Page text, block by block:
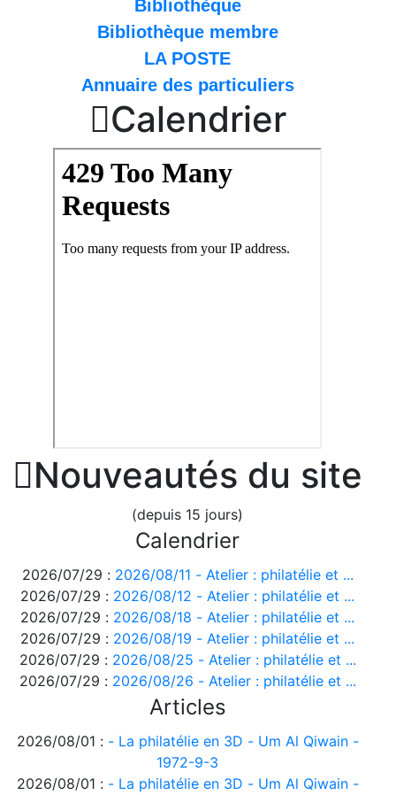
Bibliothèque
Bibliothèque membre
LA POSTE
Annuaire des particuliers
Calendrier
Nouveautés du site
(depuis 15 jours)
Calendrier
2026/07/29 : 2026/08/11 - Atelier : philatélie et ...
2026/07/29 : 2026/08/12 - Atelier : philatélie et ...
2026/07/29 : 2026/08/18 - Atelier : philatélie et ...
2026/07/29 : 2026/08/19 - Atelier : philatélie et ...
2026/07/29 : 2026/08/25 - Atelier : philatélie et ...
2026/07/29 : 2026/08/26 - Atelier : philatélie et ...
Articles
2026/08/01 : - La philatélie en 3D - Um Al Qiwain -
1972-9-3
2026/08/01 : - La philatélie en 3D - Um Al Qiwain -